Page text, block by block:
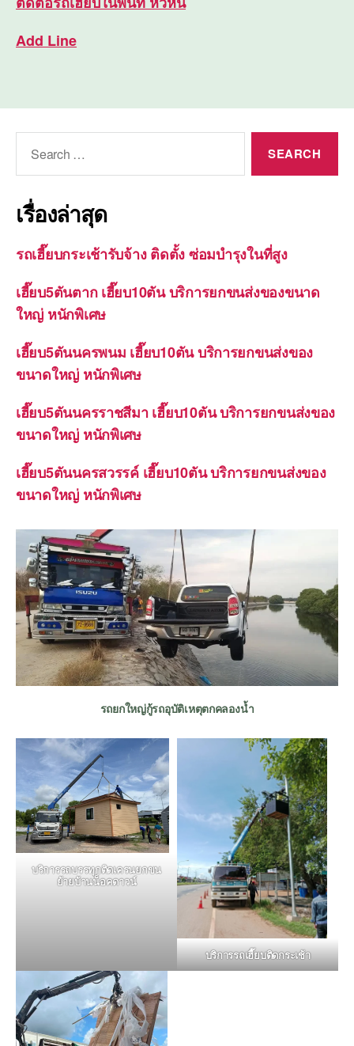
Add Line
เรื่องล่าสุด
รถเฮี๊ยบกระเช้ารับจ้าง ติดตั้ง ซ่อมบำรุงในที่สูง
เฮี๊ยบ5ตันตาก เฮี๊ยบ10ตัน บริการยกขนส่งของขนาด
ใหญ่ หนักพิเศษ
เฮี๊ยบ5ตันนครพนม เฮี๊ยบ10ตัน บริการยกขนส่งของ
ขนาดใหญ่ หนักพิเศษ
เฮี๊ยบ5ตันนครราชสีมา เฮี๊ยบ10ตัน บริการยกขนส่งของ
ขนาดใหญ่ หนักพิเศษ
เฮี๊ยบ5ตันนครสวรรค์ เฮี๊ยบ10ตัน บริการยกขนส่งของ
ขนาดใหญ่ หนักพิเศษ
รถยกใหญ่กู้รถอุบัติเหตุตกคลองน้ำ
บริการรถบรรทุกติดเครนยกขน
ย้ายบ้านน็อคดาวน์
บริการรถเฮี๊ยบติดกระเช้า